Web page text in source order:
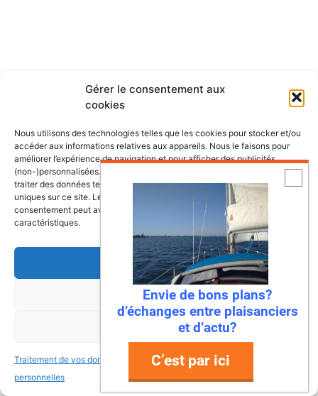
Gérer le consentement aux
cookies
Nous utilisons des technologies telles que les cookies pour stocker et/ou
accéder aux informations relatives aux appareils. Nous le faisons pour
améliorer l’expérience de navigation et pour afficher des publicités
(non-)personnalisées. Consentir à ces technologies nous autorisera à
traiter des données telles que le comportement de navigation ou les ID
uniques sur ce site. Le fait de ne pas consentir ou de retirer son
consentement peut avoir un effet négatif sur certaines fonctonnalités et
caractéristiques.
Accepter
Refuser
Voir les préférences
Traitement de vos données
personnelles
Traitement de vos données
personnelles
Envie de bons plans?
d’échanges entre plaisanciers
et d’actu?
C’est par ici